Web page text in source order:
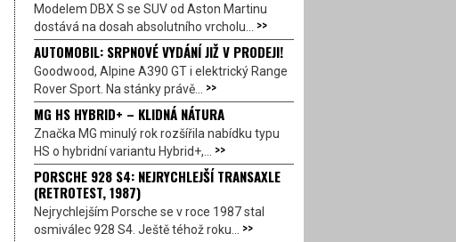
Modelem DBX S se SUV od Aston Martinu
dostává na dosah absolutního vrcholu... >>
AUTOMOBIL: SRPNOVÉ VYDÁNÍ JIŽ V PRODEJI!
Goodwood, Alpine A390 GT i elektrický Range
Rover Sport. Na stánky právě... >>
MG HS HYBRID+ – KLIDNÁ NÁTURA
Značka MG minulý rok rozšířila nabídku typu
HS o hybridní variantu Hybrid+,... >>
PORSCHE 928 S4: NEJRYCHLEJŠÍ TRANSAXLE
(RETROTEST, 1987)
Nejrychlejším Porsche se v roce 1987 stal
osmiválec 928 S4. Ještě téhož roku... >>